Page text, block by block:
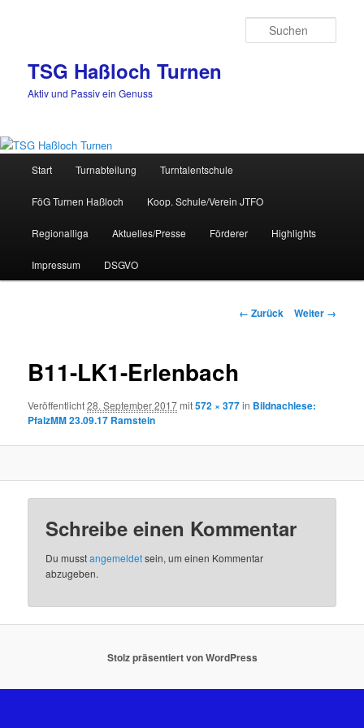
TSG Haßloch Turnen
Aktiv und Passiv ein Genuss
Start Turnabteilung Turntalentschule
FöG Turnen Haßloch Koop. Schule/Verein JTFO
Regionalliga Aktuelles/Presse Förderer Highlights
Impressum DSGVO
Bilder-
← Zurück Weiter →
B11-LK1-Erlenbach
Veröffentlicht28. September 2017mit572 × 377in Bildnachlese:
PfalzMM 23.09.17 Ramstein
Schreibe einen Kommentar
Du musstangemeldetsein, um einen Kommentar
abzugeben.
Stolz präsentiert von WordPress